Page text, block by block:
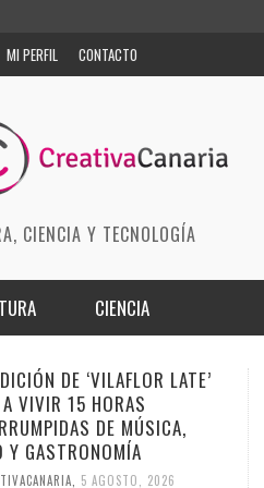
MI PERFIL CONTACTO
CIENCIA Y TECNOLOGÍA
ESCÉNICAS
CIENCIA
DE LA TIERRA
MUSIC FEST”
UNA NUEVA CITA CON EL
DE ÁLEX BENCOMO
CANARIA 5 AGOSTO, 2026